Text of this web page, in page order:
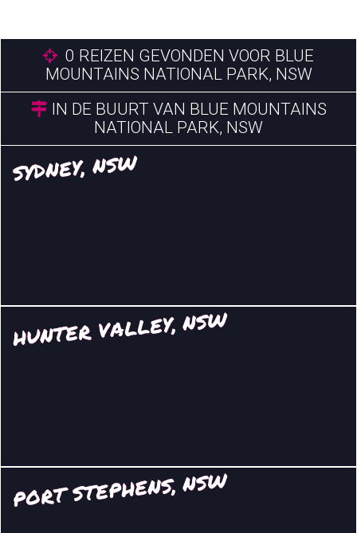
0 REIZEN GEVONDEN VOOR BLUE
MOUNTAINS NATIONAL PARK, NSW
IN DE BUURT VAN BLUE MOUNTAINS
NATIONAL PARK, NSW
SYDNEY, NSW
HUNTER VALLEY, NSW
PORT STEPHENS, NSW